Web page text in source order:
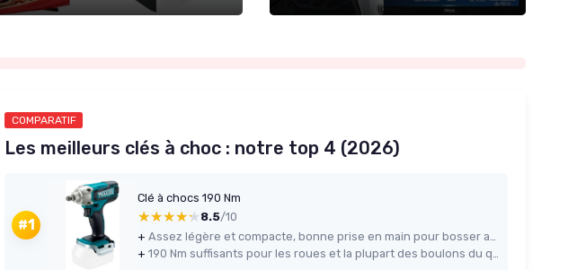
COMPARATIF
Les meilleurs clés à choc : notre top 4 (2026)
#1
Clé à chocs 190 Nm
★★★★★
★★★★★ 8.5/10
+
+